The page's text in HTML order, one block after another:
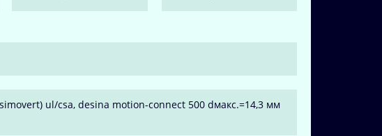
ul/csa, desina motion-connect 500 dмакс.=14,3 мм